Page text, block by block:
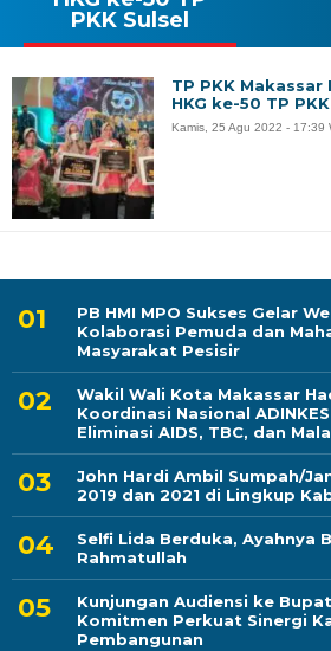
PB HMI MPO Sukses Gelar
Kolaborasi Pemuda dan
Masyarakat Pesisir
Wakil Wali Kota Makassar
Koordinasi Nasional
Eliminasi AIDS, TBC, dan
John Hardi Ambil Sumpah/
2019 dan 2021 di Lingkup
Selfi Lida Berduka, Ayahnya
Rahmatullah
Kunjungan Audiensi ke
Komitmen Perkuat Sinergi
Pembangunan
PKK Sulsel
TP PKK
HKG ke-50 TP
Kamis, 25 Agu 2022 - 17:39